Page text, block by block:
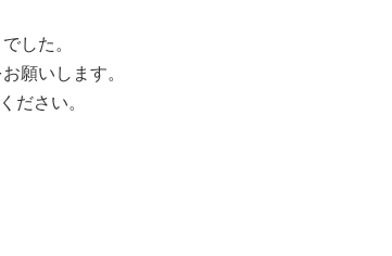
した。
願いします。
ださい。